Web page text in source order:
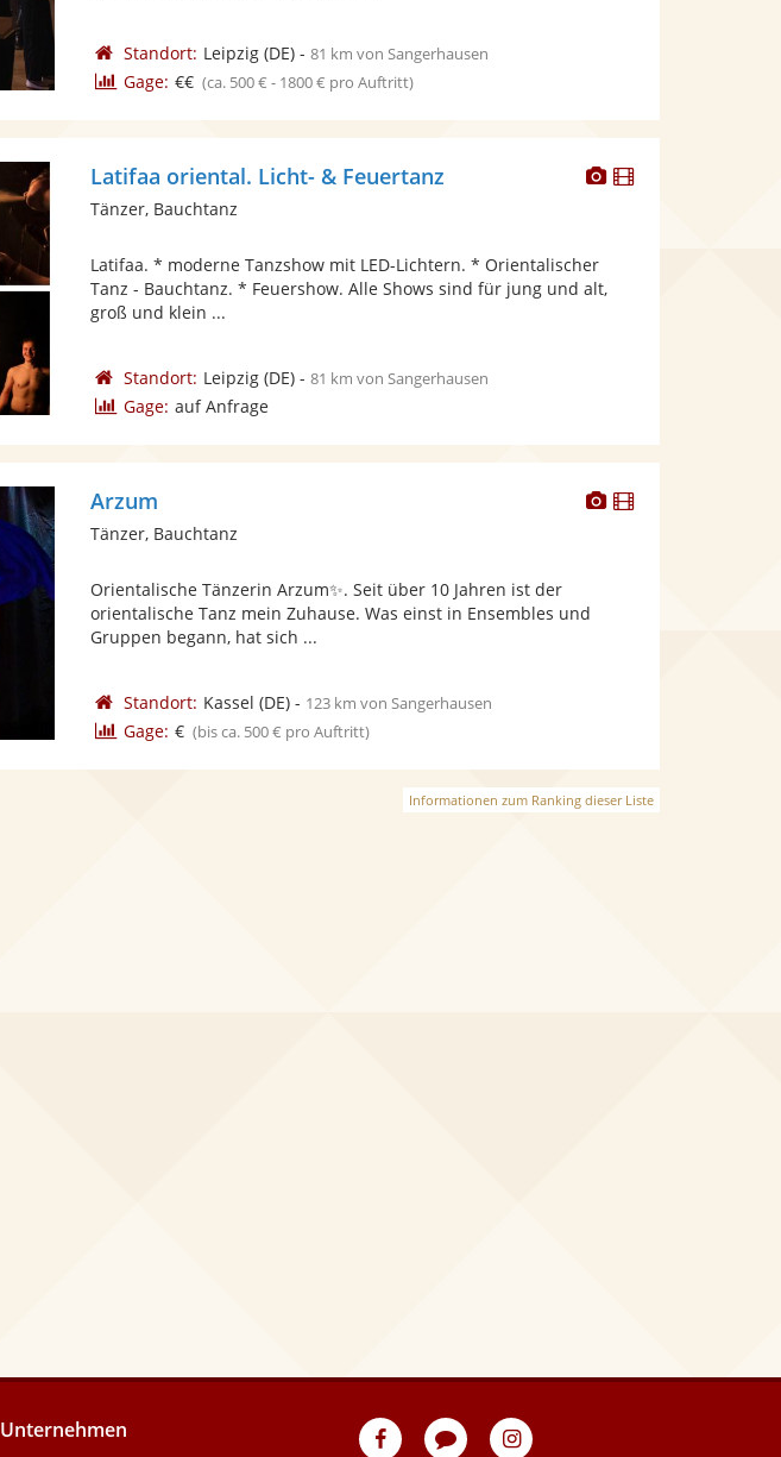
Standort: Leipzig(DE)- 81 km von Sangerhausen
Gage: €€ (ca. 500 € - 1800 € pro Auftritt)
DieserDieser
Latifaa oriental. Licht- & Feuertanz
Tänzer, Bauchtanz
Latifaa. * moderne Tanzshow mit LED-Lichtern. * Orientalischer
Tanz - Bauchtanz. * Feuershow. Alle Shows sind für jung und alt,
groß und klein ...
Standort: Leipzig(DE)- 81 km von Sangerhausen
Gage: auf Anfrage
DieserDieser
Arzum
Tänzer, Bauchtanz
Orientalische Tänzerin Arzum✨. Seit über 10 Jahren ist der
orientalische Tanz mein Zuhause. Was einst in Ensembles und
Gruppen begann, hat sich ...
Standort: Kassel (DE)- 123 km von Sangerhausen
Gage: € (bis ca. 500 € pro Auftritt)
Informationen zum Ranking dieser Liste
eventpeppersBlog
eventpeppers
Unternehmen